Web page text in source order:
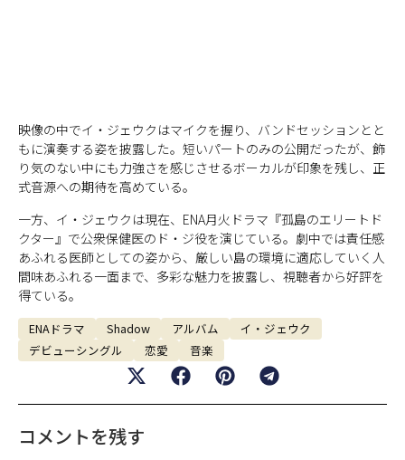
映像の中でイ・ジェウクはマイクを握り、バンドセッションとと
もに演奏する姿を披露した。短いパートのみの公開だったが、飾
り気のない中にも力強さを感じさせるボーカルが印象を残し、正
式音源への期待を高めている。
一方、イ・ジェウクは現在、ENA月火ドラマ『孤島のエリートド
クター』で公衆保健医のド・ジ役を演じている。劇中では責任感
あふれる医師としての姿から、厳しい島の環境に適応していく人
間味あふれる一面まで、多彩な魅力を披露し、視聴者から好評を
得ている。
ENAドラマ Shadow アルバム
イ・ジェウク
デビューシングル
恋愛 音楽
コメントを残す